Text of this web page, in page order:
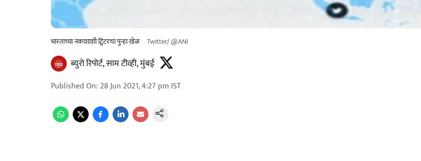
भारताच्या नकाशाशी ट्विटरचा पुन्हा खेळ Twitter/ @ANI
ब्युरो रिपोर्ट, साम टीव्ही, मुंबई
Published On: 28 Jun 2021, 4:27 pm IST